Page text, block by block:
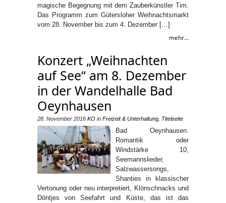
magische Begegnung mit dem Zauberkünstler Tim.
Das Programm zum Gütersloher Weihnachtsmarkt
vom 28. November bis zum 4. Dezember […]
mehr...
Konzert „Weihnachten
auf See“ am 8. Dezember
in der Wandelhalle Bad
Oeynhausen
28. November 2016 KO in Freizeit & Unterhaltung Titelseite
Bad Oeynhausen.
Romantik oder
Windstärke 10,
Seemannslieder,
Salzwassersongs,
Shanties in klassischer
Vertonung oder neu interpretiert, Klönschnacks und
Döntjes von Seefahrt und Küste, das ist das